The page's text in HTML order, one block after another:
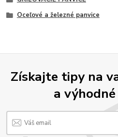
Oceľové a železné panvice
Získajte tipy na
a